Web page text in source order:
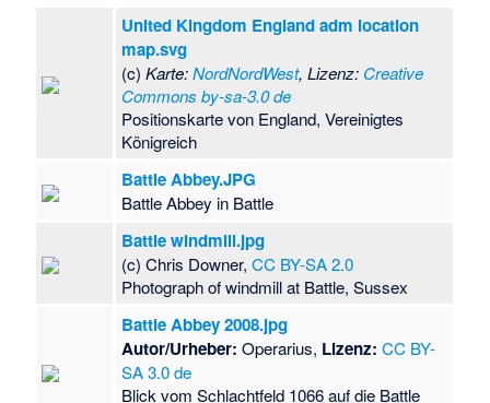
United Kingdom England adm location
map.svg
(c)Karte:NordNordWest, Lizenz: Creative
Commons by-sa-3.0 de
Positionskarte von England, Vereinigtes
Königreich
Battle Abbey.JPG
Battle Abbey in Battle
Battle windmill.jpg
(c) Chris Downer,CC BY-SA 2.0
Photograph of windmill at Battle, Sussex
Battle Abbey 2008.jpg
Autor/Urheber: Operarius, Lizenz: CC BY-
SA 3.0 de
Blick vom Schlachtfeld 1066 auf die Battle